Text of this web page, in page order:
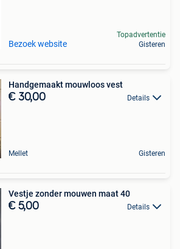
Bezoek website
Topadvertentie
Gisteren
Handgemaakt mouwloos vest
€ 30,00 Details
Mellet Gisteren
Vestje zonder mouwen maat 40
€ 5,00 Details